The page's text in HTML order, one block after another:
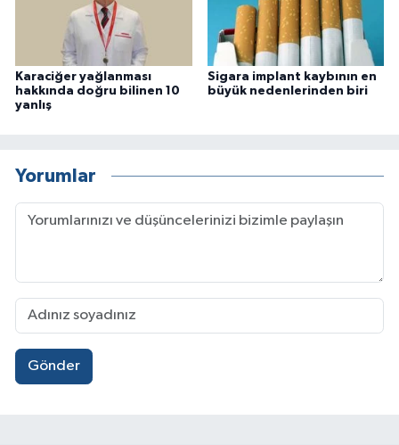
Karaciğer yağlanması
hakkında doğru bilinen 10
yanlış
Sigara implant kaybının en
büyük nedenlerinden biri
Yorumlar
Gönder